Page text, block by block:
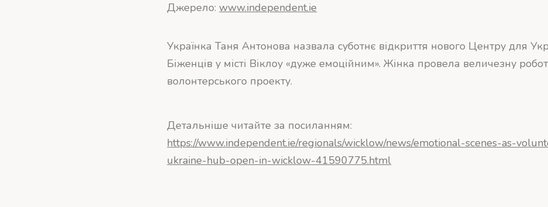
Джерело: www.independent.ie
Українка Таня Антонова назвала суботнє відкриття нового Центру для
Біженців у місті Віклоу «дуже емоційним». Жінка провела величезну
волонтерського проекту.
Детальніше читайте за посиланням:
https://www.independent.ie/regionals/wicklow/news/emotional-scenes-as-
ukraine-hub-open-in-wicklow-41590775.html